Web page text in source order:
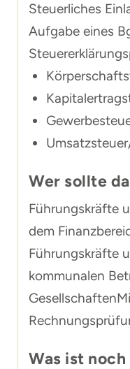
Steuerliches
Aufgabe eines
Wer sollte
Führungskräfte
dem
Führungskräfte
kommunalen
Was ist